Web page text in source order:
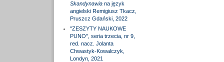
Skandynawiana język
angielski Remigiusz Tkacz,
Pruszcz Gdański, 2022
"ZESZYTY NAUKOWE
PUNO", seria trzecia, nr 9,
red. nacz. Jolanta
Chwastyk-Kowalczyk,
Londyn, 2021